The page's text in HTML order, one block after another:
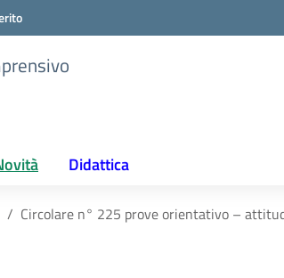
Didattica
Circolare n° 225 prove orientativo –